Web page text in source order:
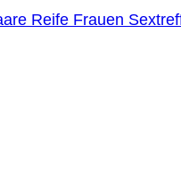
Reife Frauen